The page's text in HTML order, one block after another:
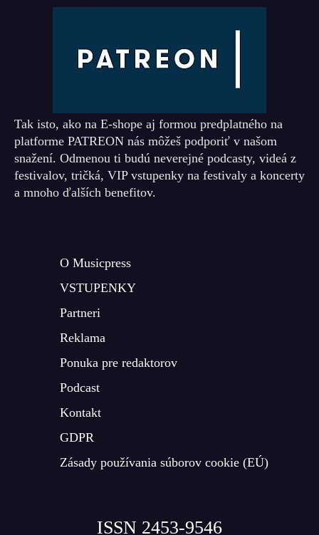
Tak isto, ako na E-shope aj formou predplatného na
platforme PATREON nás môžeš podporiť v našom
snažení. Odmenou ti budú neverejné podcasty, videá z
festivalov, tričká, VIP vstupenky na festivaly a koncerty
a mnoho ďalších benefitov.
O Musicpress
VSTUPENKY
Partneri
Reklama
Ponuka pre redaktorov
Podcast
Kontakt
GDPR
Zásady používania súborov cookie (EÚ)
ISSN 2453-9546